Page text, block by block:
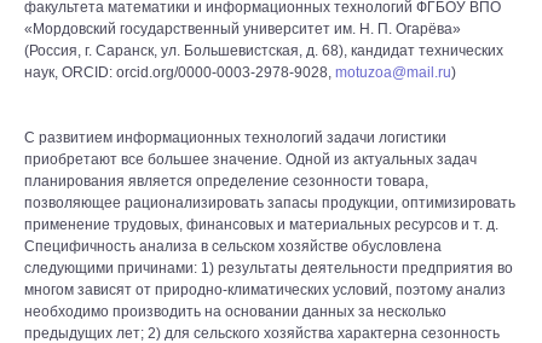
факультета математики и информационных технологий ФГБОУ ВПО
«Мордовский государственный университет им. Н. П. Огарёва»
(Россия, г. Саранск, ул. Большевистская, д. 68), кандидат технических
наук, ORCID: orcid.org/0000-0003-2978-9028, motuzoa@mail.ru)
С развитием информационных технологий задачи логистики
приобретают все большее значение. Одной из актуальных задач
планирования является определение сезонности товара,
позволяющее рационализировать запасы продукции, оптимизировать
применение трудовых, финансовых и материальных ресурсов и т. д.
Специфичность анализа в сельском хозяйстве обусловлена
следующими причинами: 1) результаты деятельности предприятия во
многом зависят от природно-климатических условий, поэтому анализ
необходимо производить на основании данных за несколько
предыдущих лет; 2) для сельского хозяйства характерна сезонность